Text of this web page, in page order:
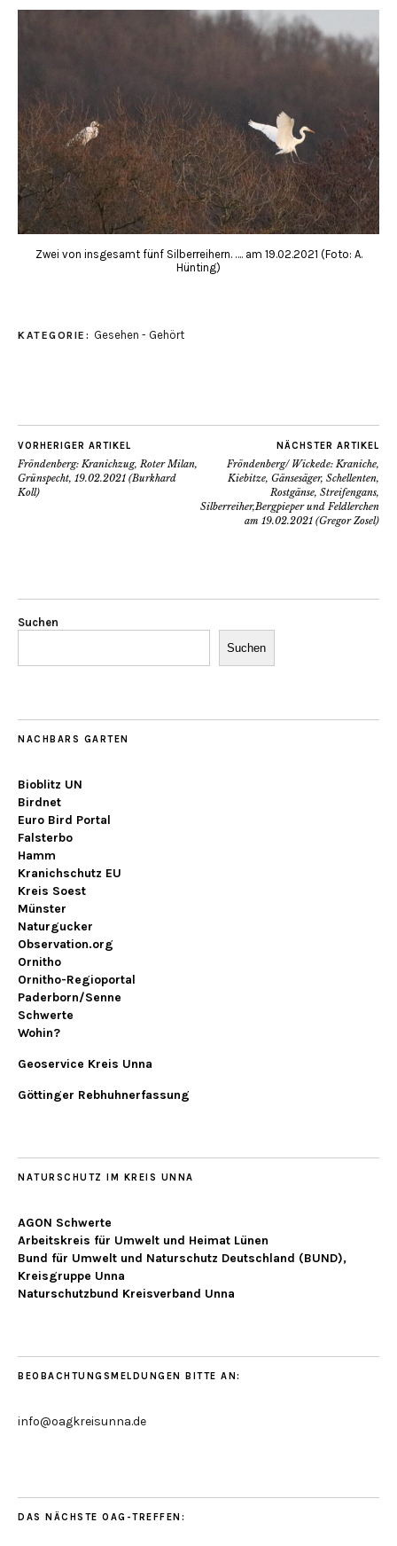
Zwei von insgesamt fünf Silberreihern. …. am 19.02.2021 (Foto: A.
Hünting)
KATEGORIE: Gesehen - Gehört
VORHERIGER ARTIKEL
Fröndenberg: Kranichzug, Roter Milan,
Grünspecht, 19.02.2021 (Burkhard
Koll)
NÄCHSTER ARTIKEL
Fröndenberg/ Wickede: Kraniche,
Kiebitze, Gänsesäger, Schellenten,
Rostgänse, Streifengans,
Silberreiher,Bergpieper und Feldlerchen
am 19.02.2021 (Gregor Zosel)
Suchen
Suchen
NACHBARS GARTEN
Bioblitz UN
Birdnet
Euro Bird Portal
Falsterbo
Hamm
Kranichschutz EU
Kreis Soest
Münster
Naturgucker
Observation.org
Ornitho
Ornitho-Regioportal
Paderborn/Senne
Schwerte
Wohin?
Geoservice Kreis Unna
Göttinger Rebhuhnerfassung
NATURSCHUTZ IM KREIS UNNA
AGON Schwerte
Arbeitskreis für Umwelt und Heimat Lünen
Bund für Umwelt und Naturschutz Deutschland (BUND),
Kreisgruppe Unna
Naturschutzbund Kreisverband Unna
BEOBACHTUNGSMELDUNGEN BITTE AN:
info@oagkreisunna.de
DAS NÄCHSTE OAG-TREFFEN: